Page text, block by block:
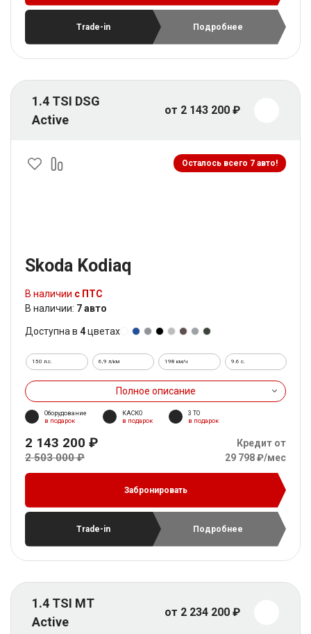
Trade-in Подробнее
1.4 TSI DSG
Active
от 2 143 200 ₽
Осталось всего 7 авто!
Skoda Kodiaq
В наличии с ПТС
В наличии: 7 авто
Доступна в 4цветах
150 л.с. 6,9 л/км 198 км/ч 9.6 c.
Полное описание
Оборудование
в подарок
КАСКО
в подарок
3 ТО
в подарок
2 143 200 ₽
2 503 000 ₽
Кредит от
29 798 ₽/мес
Забронировать
Trade-in Подробнее
1.4 TSI MT
Active
от 2 234 200 ₽